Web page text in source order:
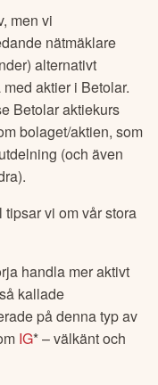
men vi
nätmäklare
alternativt
aktier i Betolar.
Betolaraktiekurs
bolaget/aktien, som
(och även
vi om vår stora
handla mer aktivt
kallade
på denna typ av
IG* – välkänt och